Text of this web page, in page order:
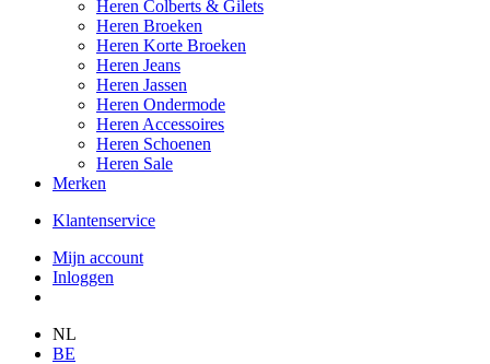
Heren Colberts & Gilets
Heren Broeken
Heren Korte Broeken
Heren Jeans
Heren Jassen
Heren Ondermode
Heren Accessoires
Heren Schoenen
Heren Sale
Merken
Klantenservice
Mijn account
Inloggen
NL
BE